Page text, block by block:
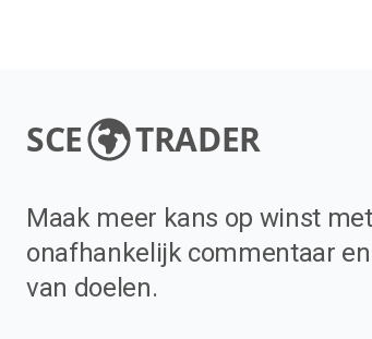
SCE TRADER
Maak meer kans op winst
onafhankelijk commentaar
van doelen.